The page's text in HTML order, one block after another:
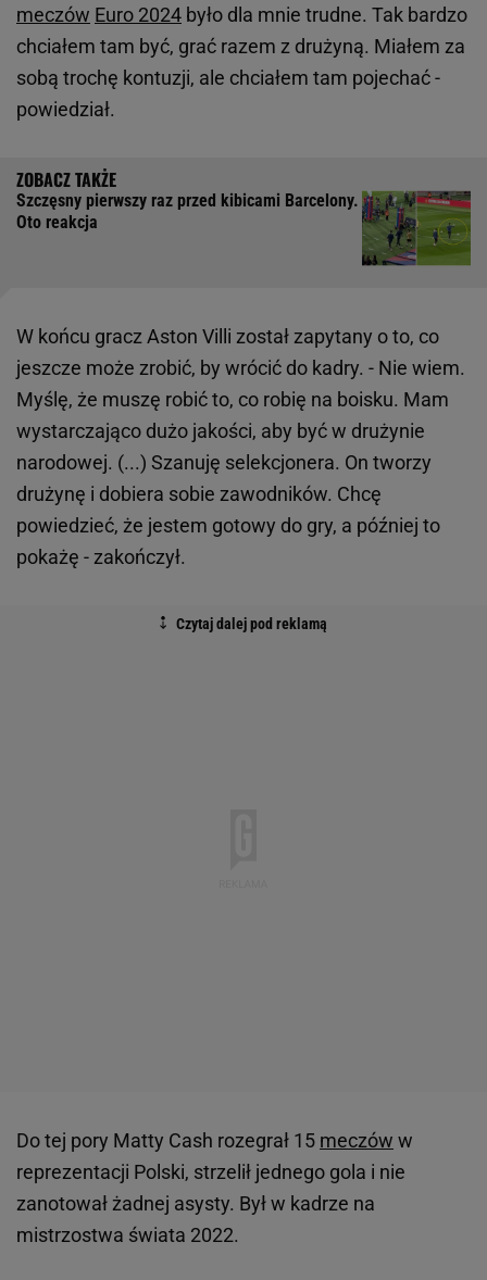
meczów Euro 2024 było dla mnie trudne. Tak bardzo
chciałem tam być, grać razem z drużyną. Miałem za
sobą trochę kontuzji, ale chciałem tam pojechać -
powiedział.
Szczęsny pierwszy raz przed kibicami Barcelony.
Oto reakcja
W końcu gracz Aston Villi został zapytany o to, co
jeszcze może zrobić, by wrócić do kadry. - Nie wiem.
Myślę, że muszę robić to, co robię na boisku. Mam
wystarczająco dużo jakości, aby być w drużynie
narodowej. (...) Szanuję selekcjonera. On tworzy
drużynę i dobiera sobie zawodników. Chcę
powiedzieć, że jestem gotowy do gry, a później to
pokażę - zakończył.
Do tej pory Matty Cash rozegrał 15 meczów w
reprezentacji Polski, strzelił jednego gola i nie
zanotował żadnej asysty. Był w kadrze na
mistrzostwa świata 2022.